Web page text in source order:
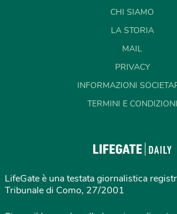
CHI SIAMO
LA STORIA
MAIL
PRIVACY
INFORMAZIONI
TERMINI E CONDIZIONI
LifeGate è una testata giornalistica
Tribunale di Como, 27/2001